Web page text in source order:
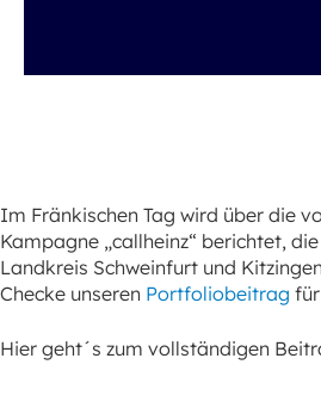
Im Fränkischen Tag wird über die
Kampagne „callheinz“ berichtet,
Landkreis Schweinfurt und
Checke unseren Portfoliobeitrag
Hier geht´s zum vollständigen